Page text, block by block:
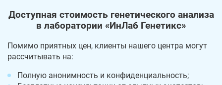
Доступная стоимость генетического анализа
в лаборатории «ИнЛаб Генетикс»
Помимо приятных цен, клиенты нашего центра могут
рассчитывать на:
Полную анонимность и конфиденциальность;